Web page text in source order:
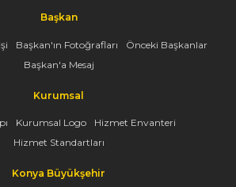
Başkan
Başkan'ın Fotoğrafları
Önceki Başkanlar
Başkan'a Mesaj
Kurumsal
Kurumsal Logo
Hizmet Envanteri
Hizmet Standartları
Konya Büyükşehir